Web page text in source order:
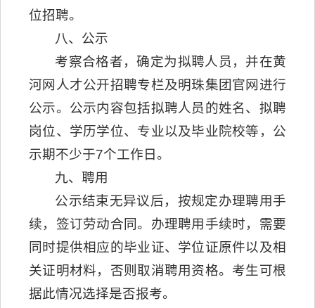
位招聘。
八、公示
考察合格者，确定为拟聘人员，并在黄
河网人才公开招聘专栏及明珠集团官网进行
公示。公示内容包括拟聘人员的姓名、拟聘
岗位、学历学位、专业以及毕业院校等，公
示期不少于7个工作日。
九、聘用
公示结束无异议后，按规定办理聘用手
续，签订劳动合同。办理聘用手续时，需要
同时提供相应的毕业证、学位证原件以及相
关证明材料，否则取消聘用资格。考生可根
据此情况选择是否报考。